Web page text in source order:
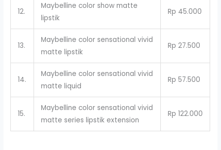
12.
Maybelline color show matte
lipstik
Rp 45.000
13.
Maybelline color sensational vivid
matte lipstik
Rp 27.500
14.
Maybelline color sensational vivid
matte liquid
Rp 57.500
15.
Maybelline color sensational vivid
matte series lipstik extension
Rp 122.000